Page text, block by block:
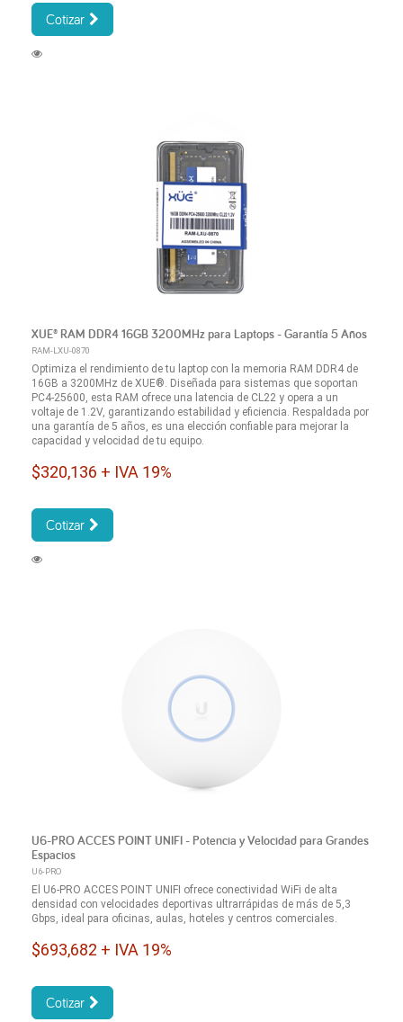
Cotizar
XUE® RAM DDR4 16GB 3200MHz para Laptops - Garantía 5 Años
RAM-LXU-0870
Optimiza el rendimiento de tu laptop con la memoria RAM DDR4 de
16GB a 3200MHz de XUE®. Diseñada para sistemas que soportan
PC4-25600, esta RAM ofrece una latencia de CL22 y opera a un
voltaje de 1.2V, garantizando estabilidad y eficiencia. Respaldada por
una garantía de 5 años, es una elección confiable para mejorar la
capacidad y velocidad de tu equipo.
$320,136 + IVA 19%
Cotizar
U6-PRO ACCES POINT UNIFI - Potencia y Velocidad para Grandes
Espacios
U6-PRO
El U6-PRO ACCES POINT UNIFI ofrece conectividad WiFi de alta
densidad con velocidades deportivas ultrarrápidas de más de 5,3
Gbps, ideal para oficinas, aulas, hoteles y centros comerciales.
$693,682 + IVA 19%
Cotizar